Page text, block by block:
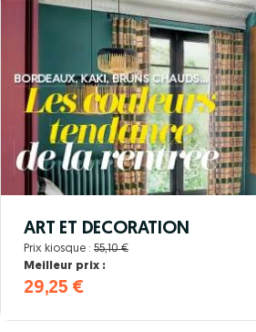
ART ET DECORATION
Prix kiosque : 55,10 €
Meilleur prix :
29,25 €